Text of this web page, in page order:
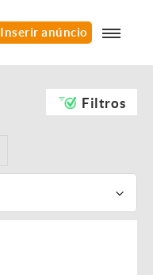
Inserir anúncio
Filtros